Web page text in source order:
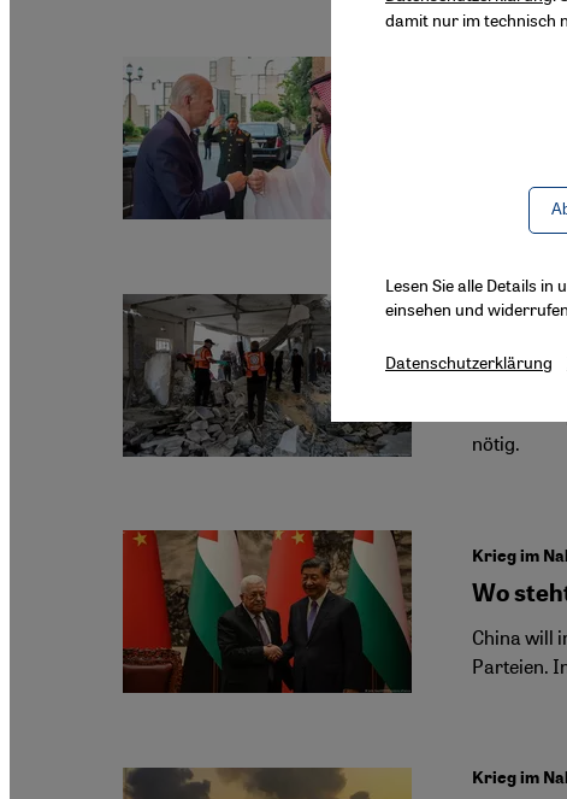
Riad und
auch ein
Die
Die
nötig.
Krieg im
Wo
China will
Parteien.
Krieg im
damit nur im technisch
Lesen Sie alle Details in
einsehen und
Datenschutzerklärung